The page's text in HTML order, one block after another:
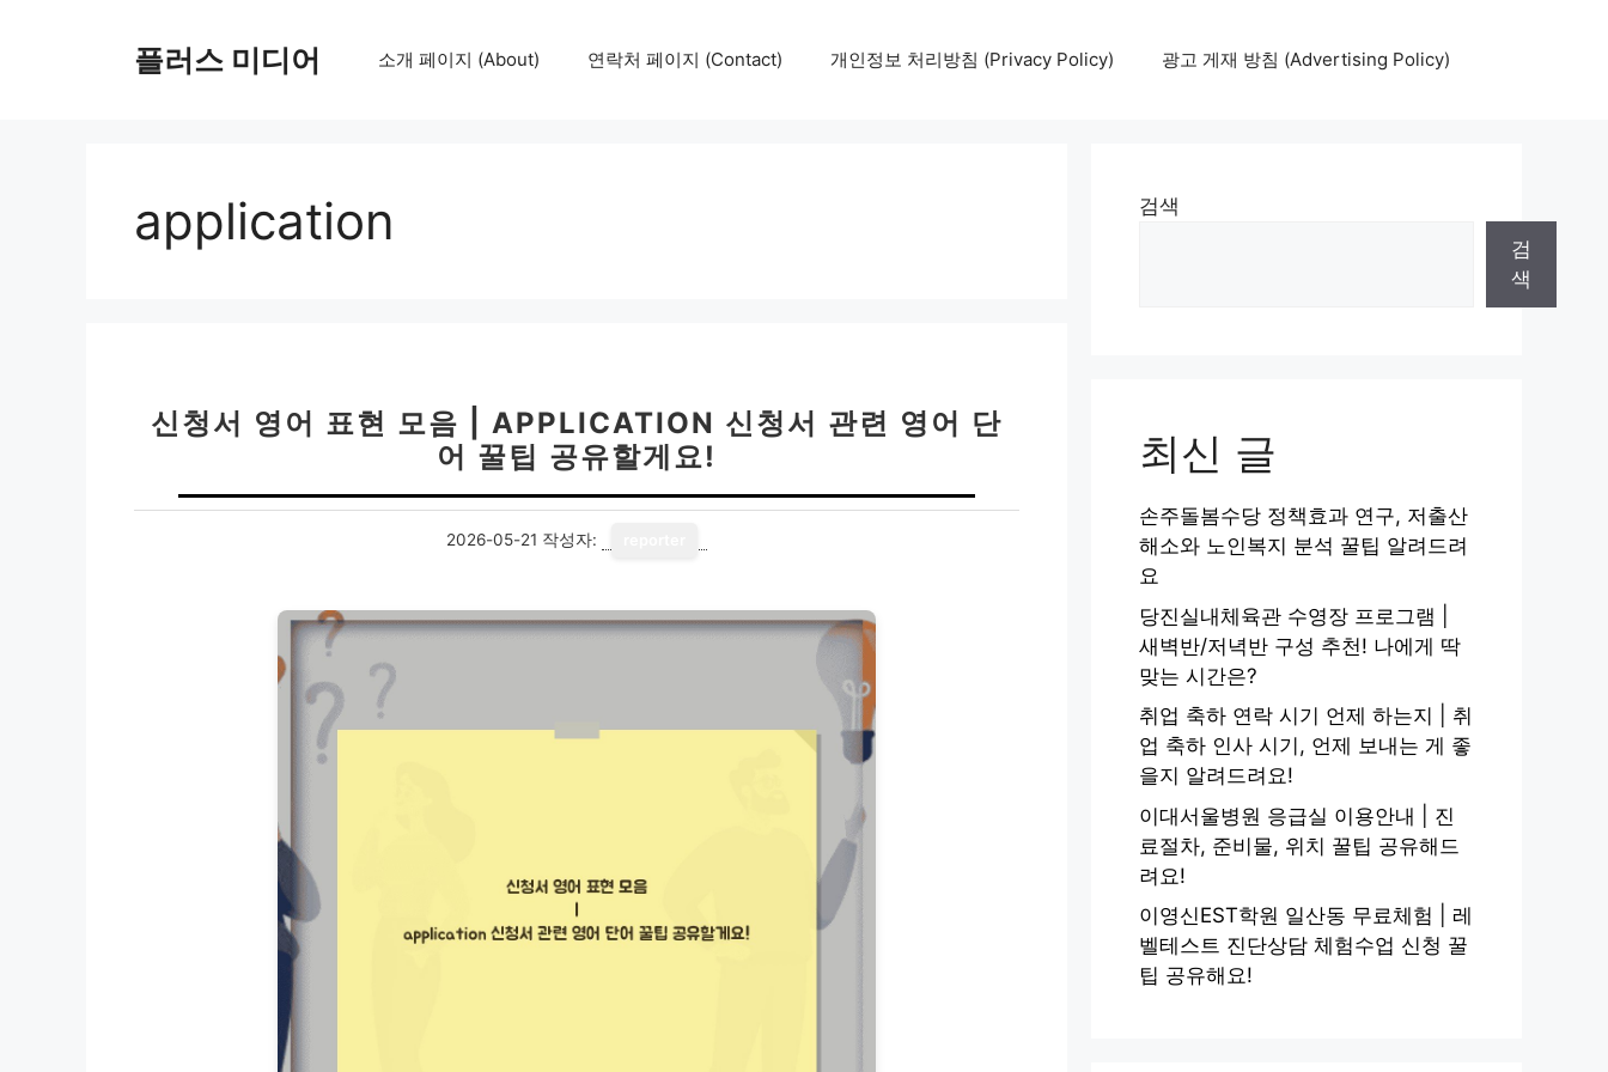
플러스 미디어 소개 페이지 (About) 연락처 페이지 (Contact) 개인정보 처리방침 (Privacy Policy) 광고 게재 방침 (Advertising Policy)
application
신청서 영어 표현 모음 | APPLICATION 신청서 관련 영어 단
어 꿀팁 공유할게요!
2026-05-21 작성자:
검색
검
색
최신 글
손주돌봄수당 정책효과 연구, 저출산
해소와 노인복지 분석 꿀팁 알려드려
요
당진실내체육관 수영장 프로그램 |
새벽반/저녁반 구성 추천! 나에게 딱
맞는 시간은?
취업 축하 연락 시기 언제 하는지 | 취
업 축하 인사 시기, 언제 보내는 게 좋
을지 알려드려요!
이대서울병원 응급실 이용안내 | 진
료절차, 준비물, 위치 꿀팁 공유해드
려요!
이영신EST학원 일산동 무료체험 | 레
벨테스트 진단상담 체험수업 신청 꿀
팁 공유해요!